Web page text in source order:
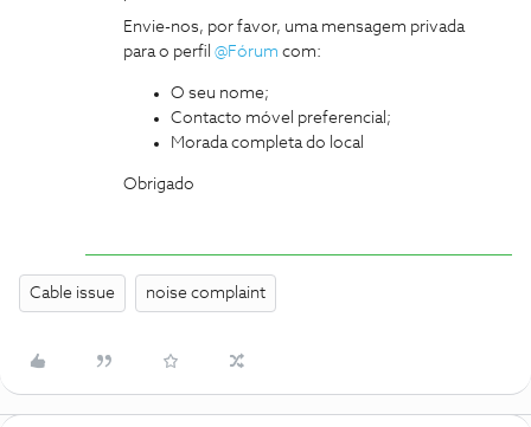
Envie-nos, por favor, uma mensagem privada
para o perfil ​ @Fórum com:
O seu nome;
Contacto móvel preferencial;
Morada completa do local
Obrigado
Cable issue noise complaint